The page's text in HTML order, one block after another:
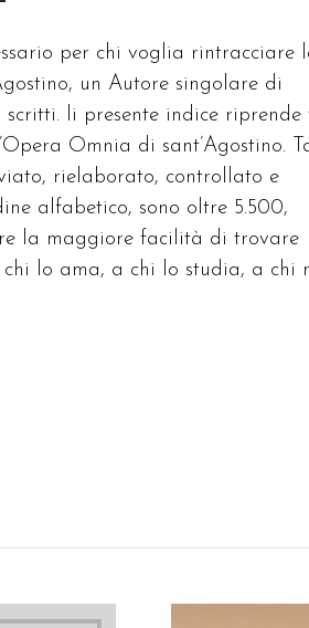
per chi voglia rintracciare
un Autore singolare di
li presente indice
Omnia di sant’Agostino.
rielaborato, controllato e
alfabetico, sono oltre 5.500,
la maggiore facilità di trovare
lo ama, a chi lo studia, a chi